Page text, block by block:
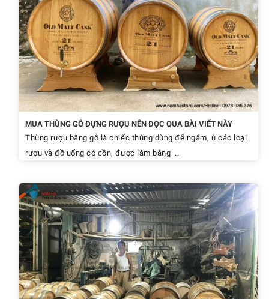
MUA THÙNG GỖ ĐỰNG RƯỢU NÊN ĐỌC QUA BÀI VIẾT NÀY
Thùng rượu bằng gỗ là chiếc thùng dùng để ngâm, ủ các loại
rượu và đồ uống có cồn, được làm bằng ...